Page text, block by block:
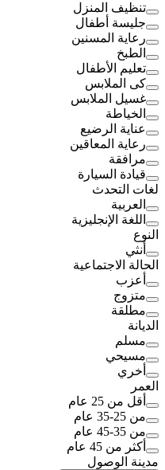
تنظيف المنزل
جليسة أطفال
رعاية المسنين
الطبخ
تعليم الأطفال
كى الملابس
غسيل الملابس
الخياطة
عناية الرضيع
رعاية المعاقين
مرافقة
قيادة السيارة
لغات التحدث
العربية
اللغة الإنجليزية
النوع
أنثي
الحالة الاجتماعية
أعزب
متزوج
مطلقة
الديانة
مسلم
مسيحي
أخري
العمر
أقل من 25 عام
من 25-35 عام
من 35-45 عام
أكثر من 45 عام
مدينة الوصول